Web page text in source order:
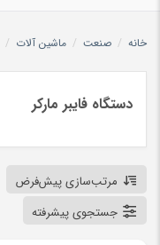
خانه / صنعت / ماشین آلات /
دستگاه فایبر مارکر
مرتب‌سازی پیش‌فرض
جستجوی پیشرفته